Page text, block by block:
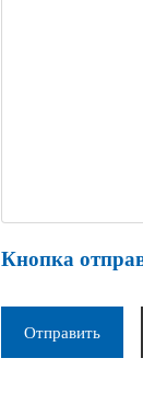
Кнопка
Отправить